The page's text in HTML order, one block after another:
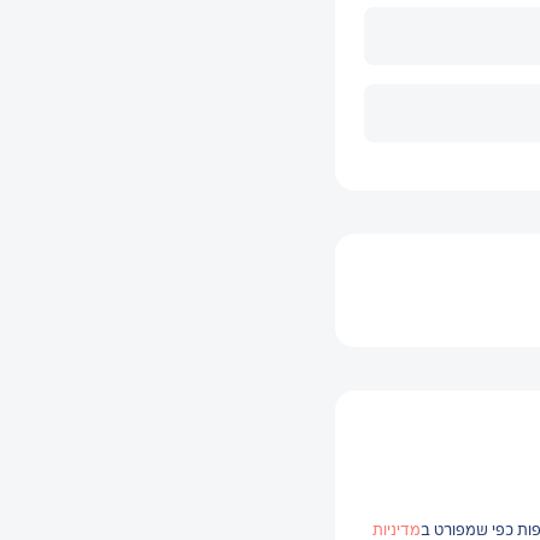
כפי שמפורט במדיניות